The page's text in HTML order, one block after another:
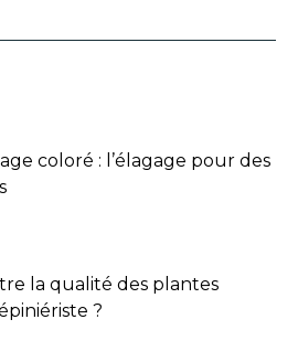
coloré : l’élagage pour des
la qualité des plantes
?